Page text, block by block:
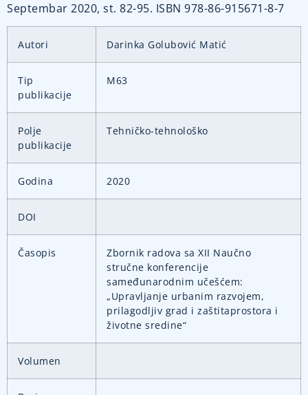
Septembar 2020, st. 82-95. ISBN 978-86-915671-8-7
Autori Darinka Golubović Matić
Tip
publikacije
M63
Polje
publikacije
Tehničko-tehnološko
Godina 2020
DOI
Časopis
Zbornik radova sa XII Naučno
stručne konferencije
sameđunarodnim učešćem:
„Upravljanje urbanim razvojem,
prilagodljiv grad i zaštitaprostora i
životne sredine“
Volumen